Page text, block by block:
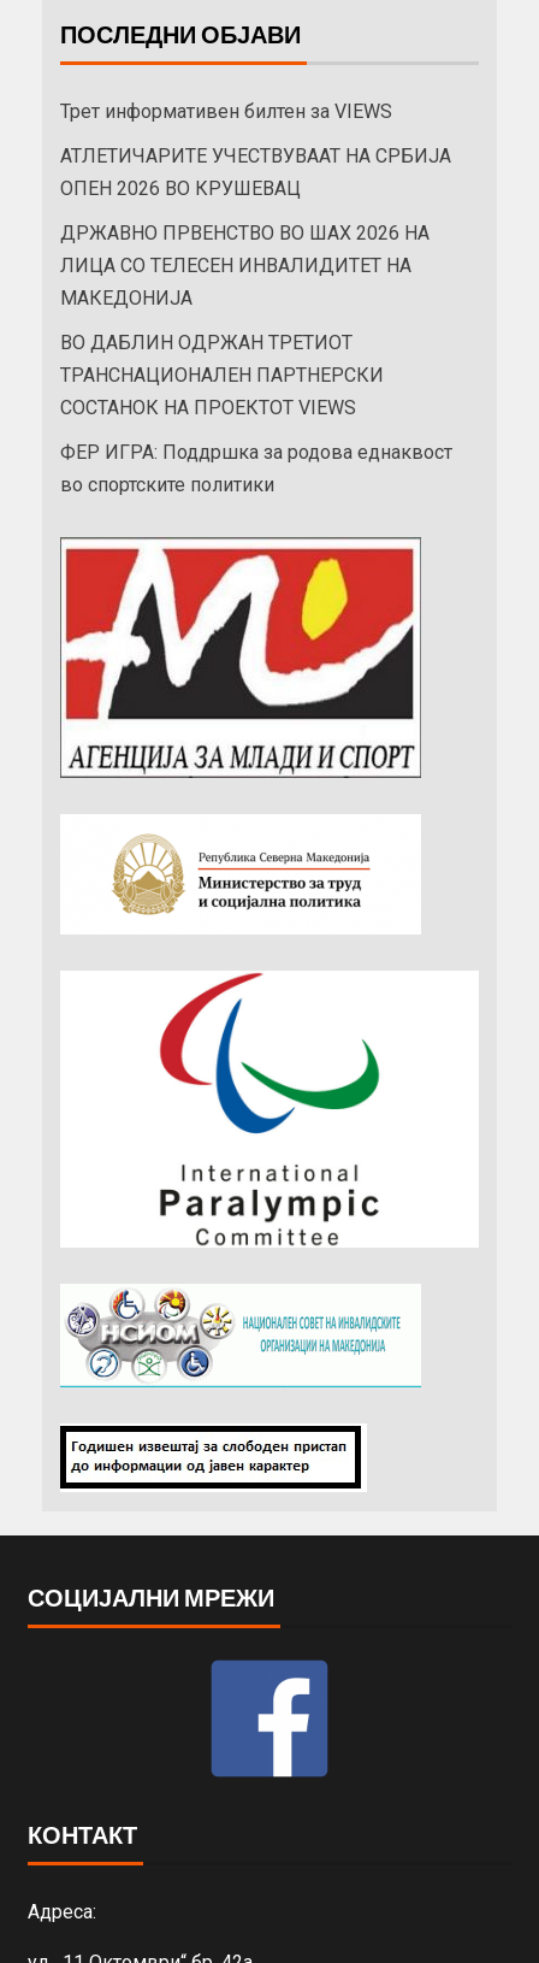
ПОСЛЕДНИ ОБЈАВИ
Трет информативен билтен за VIEWS
АТЛЕТИЧАРИТЕ УЧЕСТВУВААТ НА СРБИЈА
ОПЕН 2026 ВО КРУШЕВАЦ
ДРЖАВНО ПРВЕНСТВО ВО ШАХ 2026 НА
ЛИЦА СО ТЕЛЕСЕН ИНВАЛИДИТЕТ НА
МАКЕДОНИЈА
ВО ДАБЛИН ОДРЖАН ТРЕТИОТ
ТРАНСНАЦИОНАЛЕН ПАРТНЕРСКИ
СОСТАНОК НА ПРОЕКТОТ VIEWS
ФЕР ИГРА: Поддршка за родова еднаквост
во спортските политики
СОЦИЈАЛНИ МРЕЖИ
КОНТАКТ
Адреса: